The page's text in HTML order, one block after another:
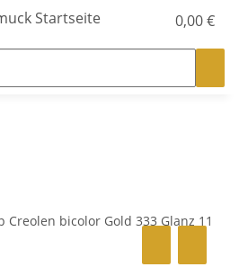
0,00 €